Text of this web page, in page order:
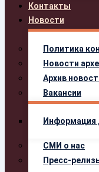
Контакты
Новости
Политика
Новости
Архив
Вакансии
Информация
СМИ о нас
Пресс-